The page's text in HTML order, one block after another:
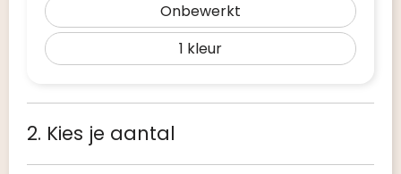
Onbewerkt
1
2. Kies je aantal